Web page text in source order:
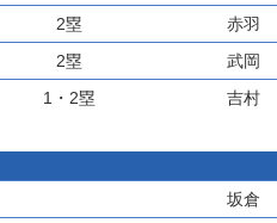
2塁 赤羽
2塁 武岡
1・2塁 吉村
坂倉